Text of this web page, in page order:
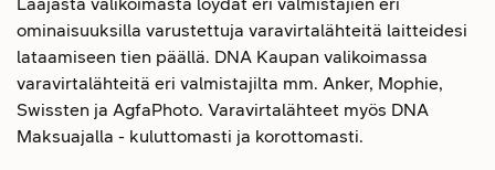
Laajasta valikoimasta löydät eri valmistajien eri
ominaisuuksilla varustettuja varavirtalähteitä laitteidesi
lataamiseen tien päällä. DNA Kaupan valikoimassa
varavirtalähteitä eri valmistajilta mm. Anker, Mophie,
Swissten ja AgfaPhoto. Varavirtalähteet myös DNA
Maksuajalla - kuluttomasti ja korottomasti.